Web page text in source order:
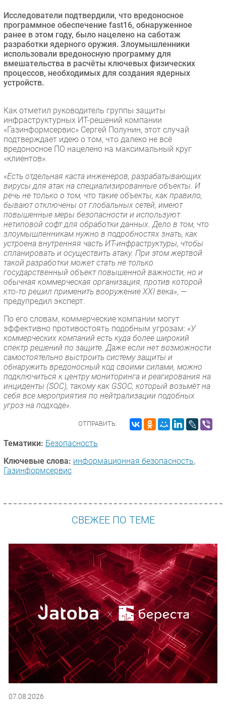
Безопасность
Инновации
CIO/Управление ИТ
Гаджеты
Здоровье
Новости
Аналитика
Интервью
Мероприятия
Проекты
IT класс
Тестовый стенд
Каталог компаний
Исследователи подтвердили, что вредоносное
программное обеспечение fast16, обнаруженное
ранее в этом году, было нацелено на саботаж
разработки ядерного оружия. Злоумышленники
использовали вредоносную программу для
вмешательства в расчёты ключевых физических
процессов, необходимых для создания ядерных
устройств.
Как отметил руководитель группы защиты
инфраструктурных ИТ-решений компании
«Газинформсервис» Сергей Полунин, этот случай
подтверждает идею о том, что далеко не всё
вредоносное ПО нацелено на максимальный круг
«клиентов».
«Есть отдельная каста инженеров, разрабатывающих
вирусы для атак на специализированные объекты. И
речь не только о том, что такие объекты, как правило,
бывают отключены от глобальных сетей, имеют
повышенные меры безопасности и используют
нетиповой софт для обработки данных. Дело в том, что
злоумышленникам нужно в подробностях знать, как
устроена внутренняя часть ИТ-инфраструктуры, чтобы
спланировать и осуществить атаку. При этом жертвой
такой разработки может стать не только
государственный объект повышенной важности, но и
обычная коммерческая организация, против которой
кто-то решил применить вооружение XXI века», —
предупредил эксперт.
По его словам, коммерческие компании могут
эффективно противостоять подобным угрозам: «У
коммерческих компаний есть куда более широкий
спектр решений по защите. Даже если нет возможности
самостоятельно выстроить систему защиты и
обнаружить вредоносный код своими силами, можно
подключиться к центру мониторинга и реагирования на
инциденты (SOC), такому как GSOC, который возьмёт на
себя все мероприятия по нейтрализации подобных
угроз на подходе».
ОТПРАВИТЬ:
Тематики: Безопасность
Ключевые слова: информационная безопасность,
Газинформсервис
СВЕЖЕЕ ПО ТЕМЕ
07.08.2026